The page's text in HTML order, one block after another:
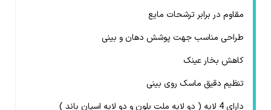
مقاوم در برابر ترشحات مایع
طراحی مناسب جهت پوشش دهان و بینی
کاهش بخار عینک
تنظیم دقیق ماسک روی بینی
دارای 4 لایه ( دو لایه ملت بلون و دو لایه اسپان باند )